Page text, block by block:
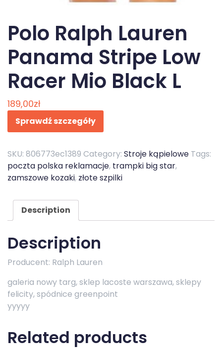
Polo Ralph Lauren
Panama Stripe Low
Racer Mio Black L
189,00zł
Sprawdź szczegóły
SKU: 806773ec1389 Category: Stroje kąpielowe Tags:
poczta polska reklamacje, trampki big star,
zamszowe kozaki, złote szpilki
Description
Description
Producent: Ralph Lauren
galeria nowy targ, sklep lacoste warszawa, sklepy
felicity, spódnice greenpoint
yyyyy
Related products